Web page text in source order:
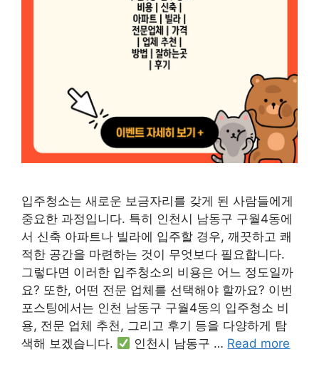
입주청소는 새로운 보금자리를 갖게 된 사람들에게
중요한 과정입니다. 특히 인천시 남동구 구월4동에
서 신축 아파트나 빌라에 입주할 경우, 깨끗하고 쾌
적한 공간을 마련하는 것이 무엇보다 필요합니다.
그렇다면 이러한 입주청소의 비용은 어느 정도일까
요? 또한, 어떤 전문 업체를 선택해야 할까요? 이번
포스팅에서는 인천 남동구 구월4동의 입주청소 비
용, 전문 업체 추천, 그리고 후기 등을 다양하게 탐
색해 보겠습니다.
인천시 남동구 … Read more